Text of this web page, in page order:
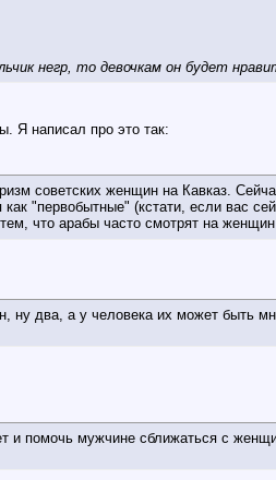
негр, то девочкам он будет
Я написал про это так:
советских женщин на Кавказ.
как "первобытные" (кстати, если вас
что арабы часто смотрят на
ну два, а у человека их может быть
и помочь мужчине сближаться с